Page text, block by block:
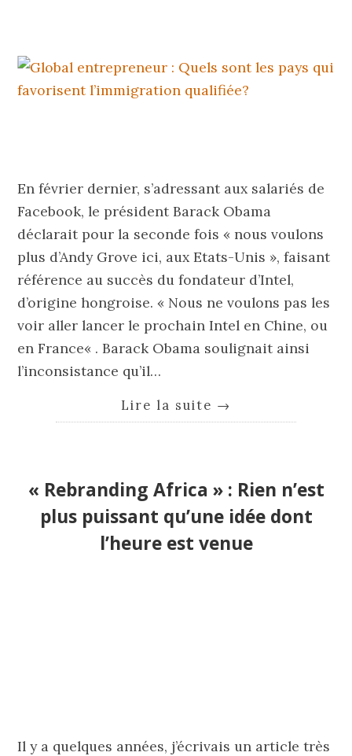
En février dernier, s’adressant aux salariés de
Facebook, le président Barack Obama
déclarait pour la seconde fois « nous voulons
plus d’Andy Grove ici, aux Etats-Unis », faisant
référence au succès du fondateur d’Intel,
d’origine hongroise. « Nous ne voulons pas les
voir aller lancer le prochain Intel en Chine, ou
en France« . Barack Obama soulignait ainsi
l’inconsistance qu’il…
Lire la suite →
« Rebranding Africa » : Rien n’est
plus puissant qu’une idée dont
l’heure est venue
Il y a quelques années, j’écrivais un article très